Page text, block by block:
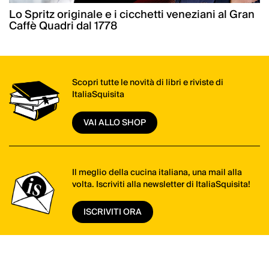
Lo Spritz originale e i cicchetti veneziani al Gran
Caffè Quadri dal 1778
Scopri tutte le novità di libri e riviste di
ItaliaSquisita
VAI ALLO SHOP
Il meglio della cucina italiana, una mail alla
volta. Iscriviti alla newsletter di ItaliaSquisita!
ISCRIVITI ORA